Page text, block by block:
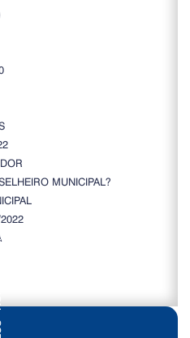
MUNICIPAL?